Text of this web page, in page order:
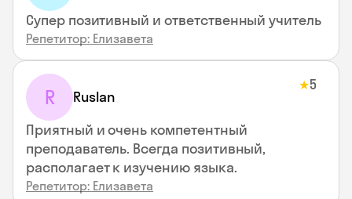
Супер позитивный и ответственный учитель
Репетитор: Елизавета
R Ruslan
★5
Приятный и очень компетентный
преподаватель. Всегда позитивный,
располагает к изучению языка.
Репетитор: Елизавета